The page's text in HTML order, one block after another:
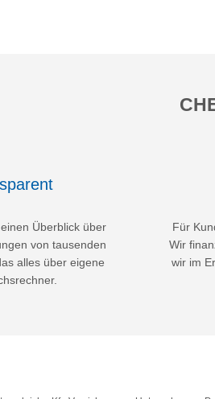
Überblick über
von tausenden
alles über eigene
Für
Wir
wir im